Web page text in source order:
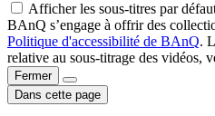
Afficher les sous-titres par
BAnQ s’engage à offrir des
Politique d'accessibilité de BAnQ.
relative au sous-titrage des vidéos,
Fermer
Dans cette page